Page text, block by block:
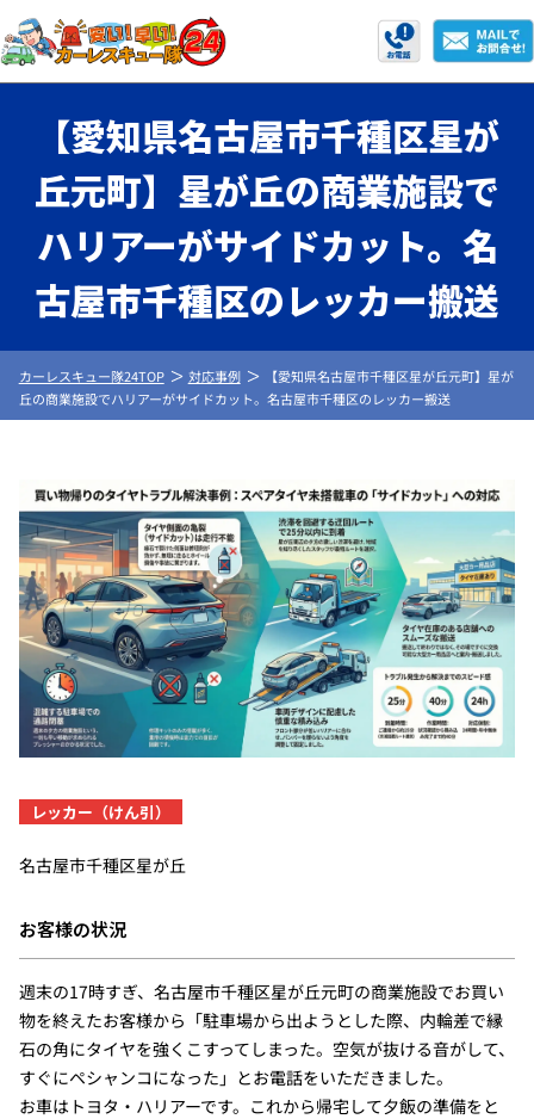
【愛知県名古屋市千種区星が
丘元町】星が丘の商業施設で
ハリアーがサイドカット。名
古屋市千種区のレッカー搬送
カーレスキュー隊24TOP 対応事例
【愛知県名古屋市千種区星が丘元町】星が
丘の商業施設でハリアーがサイドカット。名古屋市千種区のレッカー搬送
レッカー（けん引）
名古屋市千種区星が丘
お客様の状況
週末の17時すぎ、名古屋市千種区星が丘元町の商業施設でお買い
物を終えたお客様から「駐車場から出ようとした際、内輪差で縁
石の角にタイヤを強くこすってしまった。空気が抜ける音がして、
すぐにペシャンコになった」とお電話をいただきました。
お車はトヨタ・ハリアーです。これから帰宅して夕飯の準備をと